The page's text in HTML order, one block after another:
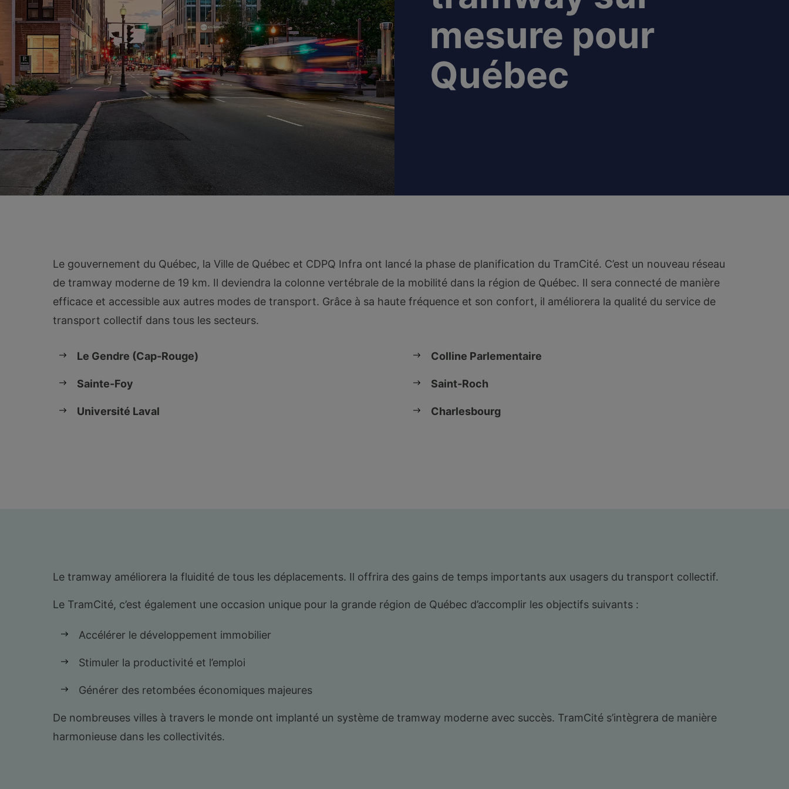
mesure pour
Québec
Le gouvernement du Québec, la Ville de Québec et CDPQ Infra ont lancé la phase de planification du TramCité. C’est un nouveau réseau
de tramway moderne de 19 km. Il deviendra la colonne vertébrale de la mobilité dans la région de Québec. Il sera connecté de manière
efficace et accessible aux autres modes de transport. Grâce à sa haute fréquence et son confort, il améliorera la qualité du service de
transport collectif dans tous les secteurs.
Le Gendre (Cap-Rouge)
Sainte-Foy
Université Laval
Colline Parlementaire
Saint-Roch
Charlesbourg
Le tramway améliorera la fluidité de tous les déplacements. Il offrira des gains de temps importants aux usagers du transport collectif.
Le TramCité, c’est également une occasion unique pour la grande région de Québec d’accomplir les objectifs suivants :
Accélérer le développement immobilier
Stimuler la productivité et l’emploi
Générer des retombées économiques majeures
De nombreuses villes à travers le monde ont implanté un système de tramway moderne avec succès. TramCité s’intègrera de manière
harmonieuse dans les collectivités.